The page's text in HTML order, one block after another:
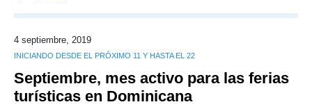
4 septiembre, 2019
INICIANDO DESDE EL PRÓXIMO 11 Y HASTA EL 22
Septiembre, mes activo para las ferias
turísticas en Dominicana